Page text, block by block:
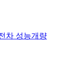
차 성능개량